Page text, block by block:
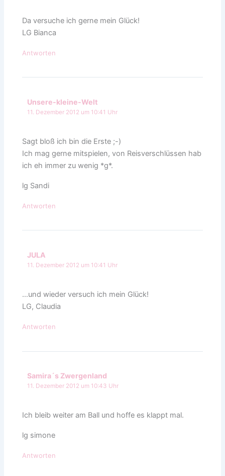
Da versuche ich gerne mein Glück!
LG Bianca
Antworten
Unsere-kleine-Welt
11. Dezember 2012 um 10:41 Uhr
Sagt bloß ich bin die Erste ;-)
Ich mag gerne mitspielen, von Reisverschlüssen hab
ich eh immer zu wenig *g*.
lg Sandi
Antworten
JULA
11. Dezember 2012 um 10:41 Uhr
…und wieder versuch ich mein Glück!
LG, Claudia
Antworten
Samira´s Zwergenland
11. Dezember 2012 um 10:43 Uhr
Ich bleib weiter am Ball und hoffe es klappt mal.
lg simone
Antworten